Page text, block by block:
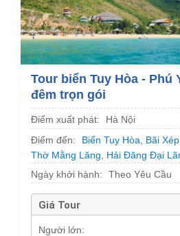
Tour biển Tuy Hòa - Phú
đêm trọn gói
Điểm xuất phát:
Hà Nội
Điểm đến:
Biển Tuy Hòa Bãi Xép
Thờ Mằng Lăng
Hải Đăng Đại
Ngày khởi hành:
Theo Yêu Cầu
Giá Tour
Người lớn: